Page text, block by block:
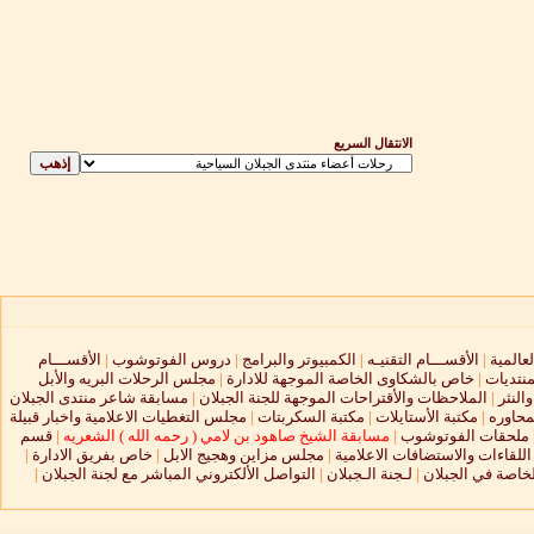
الانتقال السريع
| الأقســـام التقنيـه | الكمبيوتر والبرامج | دروس الفوتوشوب | الأقســـام
| خاص بالشكاوى الخاصة الموجهة للادارة | مجلس الرحلات البريه والأبل
| الملاحظات والأقتراحات الموجهة للجنة الجبلان | مسابقة شاعر منتدى الجبلان
| مكتبة الأستايلات | مكتبة السكربتات | مجلس التغطيات الاعلامية واخبار قبيلة
ملحقات الفوتوشوب | مسابقة الشيخ صاهود بن لامي ( رحمه الله ) الشعريه |قسم
والاستضافات الاعلامية | مجلس مزاين وهجيج الابل | خاص بفريق الادارة |
في الجبلان | لـجنة الـجبلان | التواصل الألكتروني المباشر مع لجنة الجبلان |